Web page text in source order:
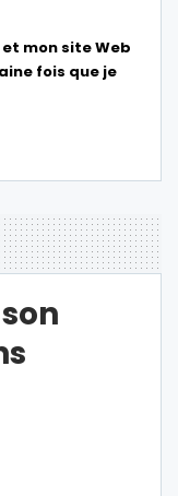
mon site Web
fois que je